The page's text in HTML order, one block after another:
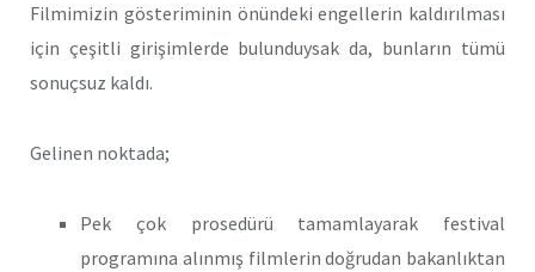
Filmimizin gösteriminin önündeki engellerin kaldırılması
için çeşitli girişimlerde bulunduysak da, bunların tümü
sonuçsuz kaldı.
Gelinen noktada;
Pek çok prosedürü tamamlayarak festival
programına alınmış filmlerin doğrudan bakanlıktan